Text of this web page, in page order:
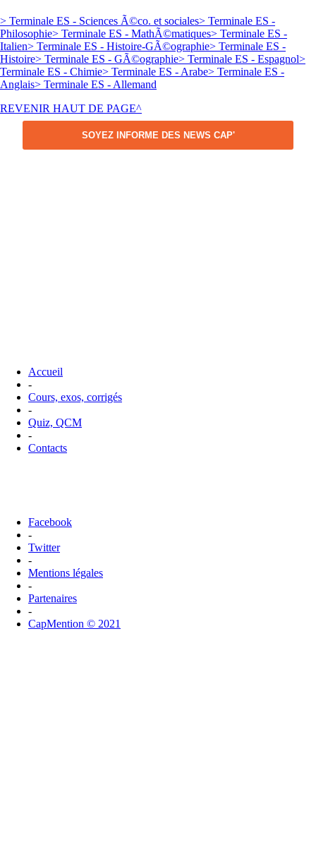
> Terminale ES - Sciences Ã©co. et sociales> Terminale ES -
Philosophie> Terminale ES - MathÃ©matiques> Terminale ES -
Italien> Terminale ES - Histoire-GÃ©ographie> Terminale ES -
Histoire> Terminale ES - GÃ©ographie> Terminale ES - Espagnol>
Terminale ES - Chimie> Terminale ES - Arabe> Terminale ES -
Anglais> Terminale ES - Allemand
REVENIR HAUT DE PAGE^
SOYEZ INFORME DES NEWS CAP'
Accueil
-
Cours, exos, corrigés
-
Quiz, QCM
-
Contacts
Facebook
-
Twitter
-
Mentions légales
-
Partenaires
-
CapMention © 2021